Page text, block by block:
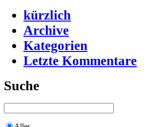
kürzlich
Archive
Kategorien
Letzte Kommentare
Suche